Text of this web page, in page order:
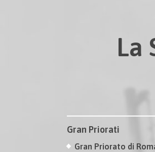
La
Gran Priorati
Gran Priorato di